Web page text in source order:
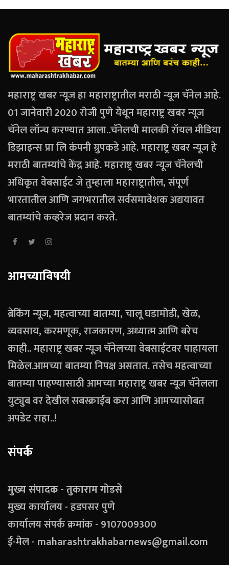
महाराष्ट्र खबर न्यूज हा महाराष्ट्रातील मराठी न्यूज चॅनेल आहे.
01 जानेवारी 2020 रोजी पुणे येथून महाराष्ट्र खबर न्यूज
चॅनेल लॉन्च करण्यात आला..चॅनेलची मालकी रॉयल मीडिया
डिझाइन्स प्रा लि कंपनी ग्रुपकडे आहे. महाराष्ट्र खबर न्यूज हे
मराठी बातम्यांचे केंद्र आहे. महाराष्ट्र खबर न्यूज चॅनेलची
अधिकृत वेबसाईट जे तुम्हाला महाराष्ट्रातील, संपूर्ण
भारतातील आणि जगभरातील सर्वसमावेशक अद्ययावत
बातम्यांचे कव्हरेज प्रदान करते.
आमच्याविषयी
ब्रेकिंग न्यूज, महत्वाच्या बातम्या, चालू घडामोडी, खेळ,
व्यवसाय, करमणूक, राजकारण, अध्यात्म आणि बरेच
काही.. महाराष्ट्र खबर न्यूज चॅनेलच्या वेबसाईटवर पाहायला
मिळेल.आमच्या बातम्या निपक्ष असतात. तसेच महत्वाच्या
बातम्या पाहण्यासाठी आमच्या महाराष्ट्र खबर न्यूज चॅनेलला
युट्युब वर देखील सबस्क्राईब करा आणि आमच्यासोबत
अपडेट राहा..!
संपर्क
मुख्य संपादक - तुकाराम गोडसे
मुख्य कार्यालय - हडपसर पुणे
कार्यालय संपर्क क्रमांक - 9107009300
ई-मेल - maharashtrakhabarnews@gmail.com